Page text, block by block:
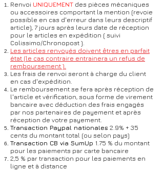
Renvoi UNIQUEMENT des pièces mécaniques
ou accessoires comportant la mention (revoie
possible en cas d'erreur dans leurs descriptif
article), 7 jours après leurs date de réception
pour le articles en expédition ( suivi
Colissimo/Chronopost ).
Les articles renvoyés doivent êtres en parfait
état (le cas contraire entrainera un refus de
remboursement ).
Les frais de renvoi seront à charge du client
en cas d'expédition.
Le remboursement se fera après réception de
l'article et vérification, sous forme de virement
bancaire avec déduction des frais engagés
par nos partenaires de payement et après
réception de votre payement.
Transaction Paypal nationales 2.9% + 35
cents du montant total (ou selon pays)
Transaction CB via SumUp 1.75 % du montant
pour les paiements par carte bancaire
2,5 % par transaction pour les paiements en
ligne et à distance